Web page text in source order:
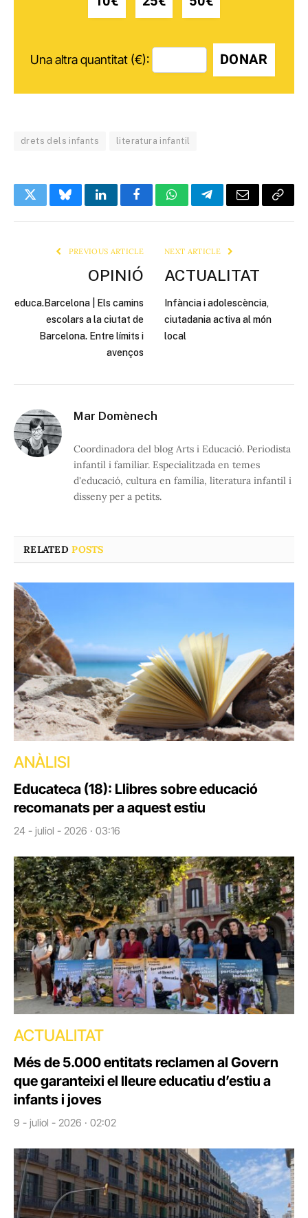
Una altra quantitat (€): DONAR
drets dels infants literatura infantil
TwitterBlueskyLinkedInFacebookWhatsAppTelegramEmail Copy
PREVIOUS ARTICLE
OPINIÓ
educa.Barcelona | Els camins
escolars a la ciutat de
Barcelona. Entre límits i
avenços
NEXT ARTICLE
ACTUALITAT
Infància i adolescència,
ciutadania activa al món
local
Mar Domènech
Coordinadora del blog Arts i Educació. Periodista
infantil i familiar. Especialitzada en temes
d'educació, cultura en família, literatura infantil i
disseny per a petits.
RELATEDPOSTS
ANÀLISI
Educateca (18): Llibres sobre educació
recomanats per a aquest estiu
24 - juliol - 2026 · 03:16
ACTUALITAT
Més de 5.000 entitats reclamen al Govern
que garanteixi el lleure educatiu d’estiu a
infants i joves
9 - juliol - 2026 · 02:02